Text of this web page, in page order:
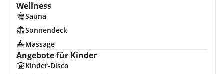
Wellness
Sauna
Sonnendeck
Massage
Angebote für Kinder
Kinder-Disco